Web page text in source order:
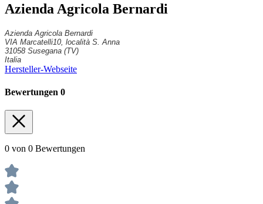
Azienda Agricola Bernardi
Azienda Agricola Bernardi
VIA Marcatelli10, località S. Anna
31058 Susegana (TV)
Italia
Hersteller-Webseite
Bewertungen 0
0 von 0 Bewertungen